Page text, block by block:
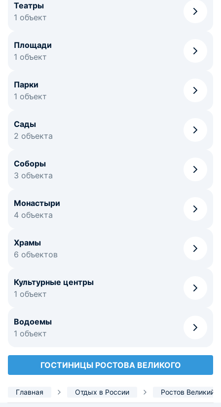
Театры
1 объект
Площади
1 объект
Парки
1 объект
Сады
2 объекта
Соборы
3 объекта
Монастыри
4 объекта
Храмы
6 объектов
Культурные центры
1 объект
Водоемы
1 объект
ГОСТИНИЦЫ РОСТОВА ВЕЛИКОГО
Главная Отдых в России Ростов Великий